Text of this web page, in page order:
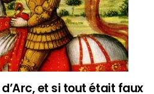
et si tout était faux